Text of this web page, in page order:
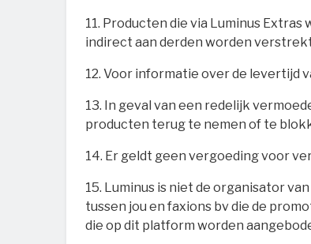
11. Producten die via Luminus
indirect aan derden worden
12. Voor informatie over de levertijd
13. In geval van een redelijk
producten terug te nemen of te
14. Er geldt geen vergoeding voor
15. Luminus is niet de organisator
tussen jou en faxions bv die de
die op dit platform worden